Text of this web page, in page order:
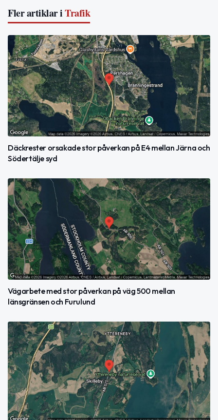
Fler artiklar iTrafik
Däckrester orsakade stor påverkan på E4 mellan Järna och
Södertälje syd
Vägarbete med stor påverkan på väg 500 mellan
länsgränsen och Furulund